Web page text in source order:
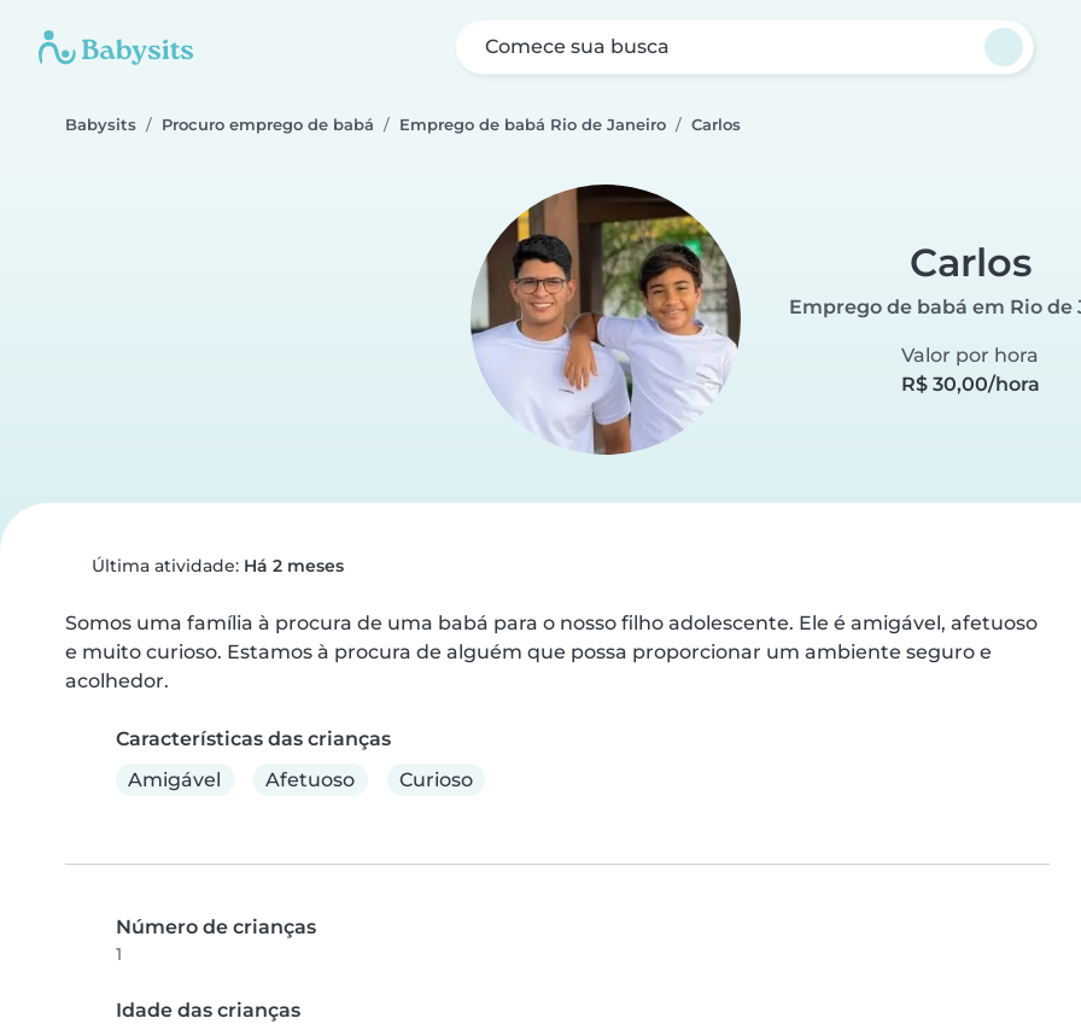
Comece sua busca
Babysits Procuro emprego de babá Emprego de babá Rio de Janeiro Carlos
Carlos
Emprego de babá em Rio de
Valor por hora
R$ 30,00/hora
Última atividade: Há 2 meses
Somos uma família à procura de uma babá para o nosso filho adolescente. Ele é amigável, afetuoso
e muito curioso. Estamos à procura de alguém que possa proporcionar um ambiente seguro e
acolhedor.
Características das crianças
Amigável
Afetuoso Curioso
Número de crianças
1
Idade das crianças